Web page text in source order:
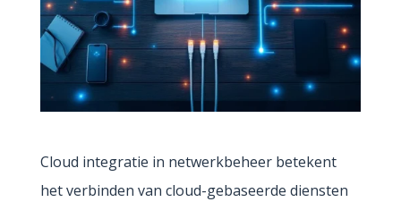
Cloud integratie in netwerkbeheer betekent
het verbinden van cloud-gebaseerde diensten